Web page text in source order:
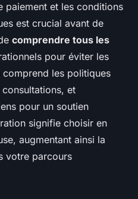
paiement et les conditions
est crucial avant de
comprendre tous les
pour éviter les
comprend les politiques
et
pour un soutien
signifie choisir en
augmentant ainsi la
votre parcours